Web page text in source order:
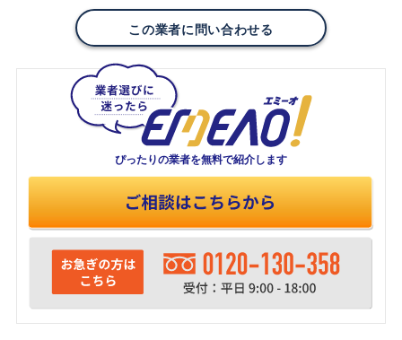
この業者に問い合わせる
ぴったりの業者を無料で紹介します